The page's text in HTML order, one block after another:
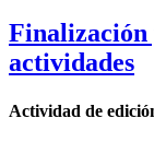
Finalización
actividades
Actividad de